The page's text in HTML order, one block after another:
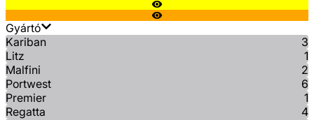
Gyártó
Kariban
3
Litz
1
Malfini
2
Portwest
6
Premier
1
Regatta
4